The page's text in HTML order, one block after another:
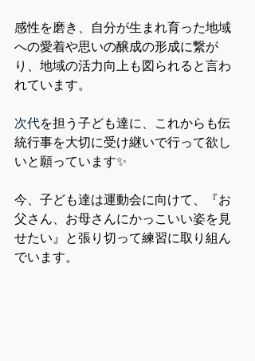
感性を磨き、自分が生まれ育った地域
への愛着や思いの醸成の形成に繋が
り、地域の活力向上も図られると言わ
れています。
次代を担う子ども達に、これからも伝
統行事を大切に受け継いで行って欲し
いと願っています✨
今、子ども達は運動会に向けて、『お
父さん、お母さんにかっこいい姿を見
せたい』と張り切って練習に取り組ん
でいます。